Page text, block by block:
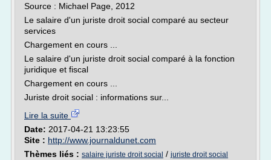
Source : Michael Page, 2012
Le salaire d'un juriste droit social comparé au secteur
services
Chargement en cours ...
Le salaire d'un juriste droit social comparé à la fonction
juridique et fiscal
Chargement en cours ...
Juriste droit social : informations sur...
Lire la suite
Date: 2017-04-21 13:23:55
Site : http://www.journaldunet.com
Thèmes liés : salaire juriste droit social / juriste droit social